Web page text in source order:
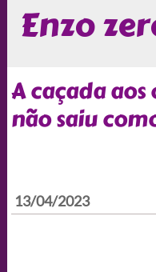
Enzo
A caçada
não saiu
13/04/2023